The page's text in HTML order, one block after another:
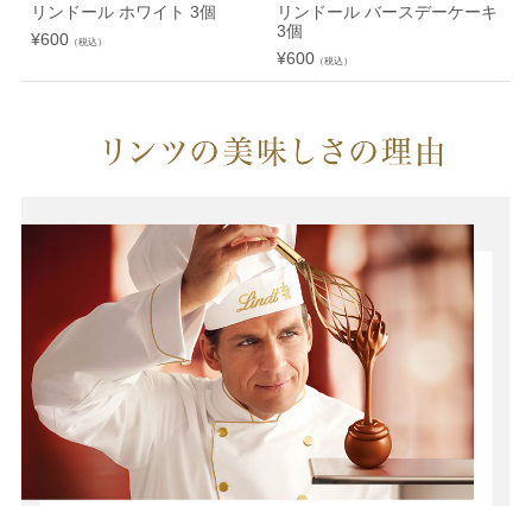
リンドール ホワイト 3個
¥600（税込）
リンドール バースデーケーキ
3個
¥600（税込）